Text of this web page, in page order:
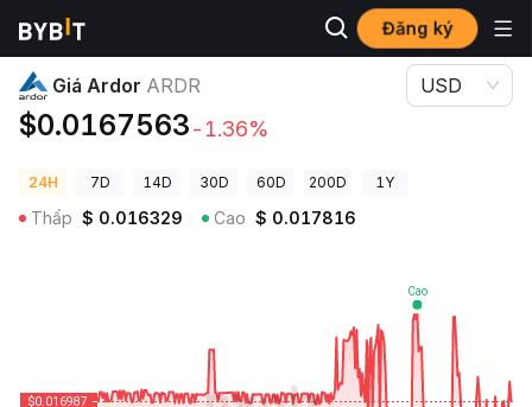
Đăng ký
Giá Tiền Điện Tử
Giá Ardor ARDR
$0.0167563-1.36%
USD
24H 7D 14D 30D 60D 200D 1Y
Thấp $ 0.016329 Cao $ 0.017816